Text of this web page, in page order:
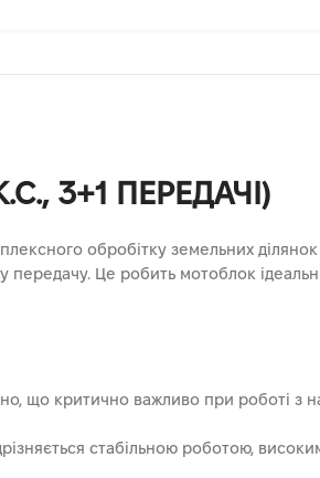
3+1 ПЕРЕДАЧІ)
обробітку земельних
передачу. Це робить мотоблок
що критично важливо при роботі з
стабільною роботою,